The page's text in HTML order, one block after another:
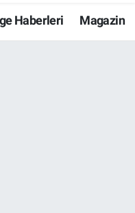
Haberleri Magazin